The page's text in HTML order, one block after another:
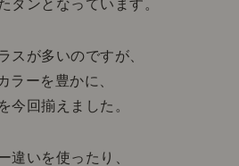
タンとなっています。
スが多いのですが、
ラーを豊かに、
今回揃えました。
違いを使ったり、